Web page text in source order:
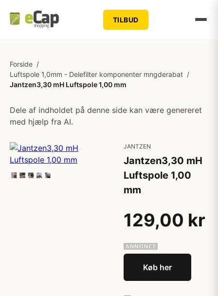
TILBUD
Forside /
Luftspole 1,0mm - Delefilter komponenter mngderabat /
Jantzen3,30 mH Luftspole 1,00 mm
Dele af indholdet på denne side kan være genereret
med hjælp fra AI.
JANTZEN
Jantzen3,30 mH
Luftspole 1,00
mm
129,00 kr
Køb her